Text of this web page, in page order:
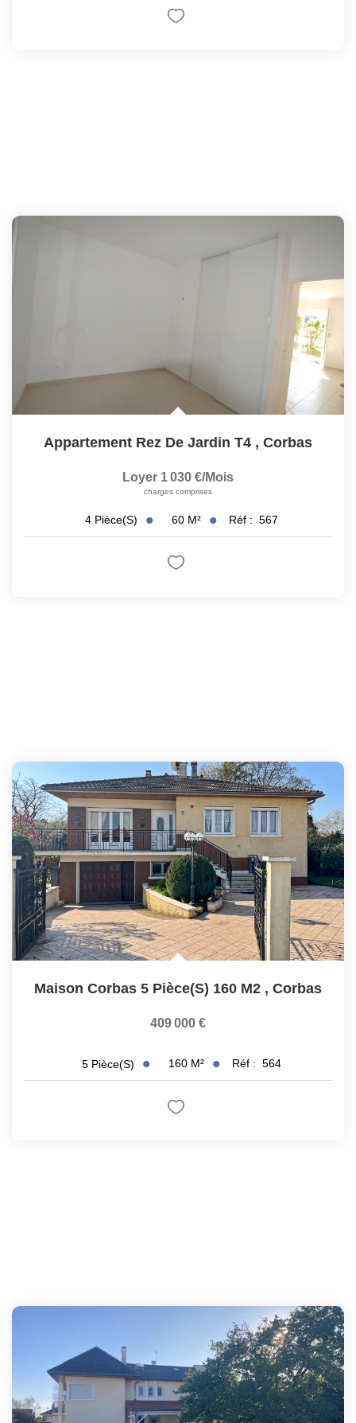
Appartement Rez De Jardin T4 , Corbas
Loyer 1 030 €/mois
charges comprises
4 Pièce(s) 60 M² Réf : 567
Maison Corbas 5 Pièce(s) 160 M2 , Corbas
409 000 €
5 Pièce(s) 160 M² Réf : 564